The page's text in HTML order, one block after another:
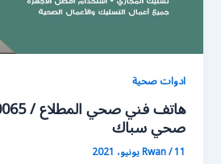
ادوات صحية
صحي سباك
Rwan/11 يونيو، 2021